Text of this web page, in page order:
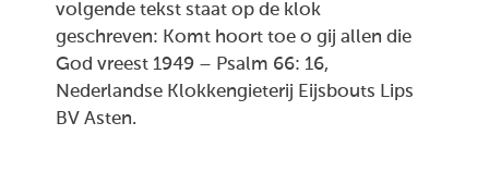
volgende tekst staat op de klok
geschreven: Komt hoort toe o gij allen die
God vreest 1949 – Psalm 66: 16,
Nederlandse Klokkengieterij Eijsbouts Lips
BV Asten.